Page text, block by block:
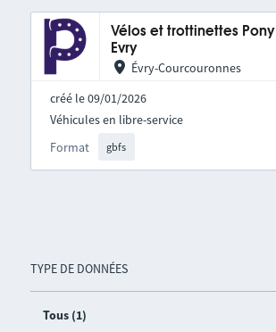
TYPE DE DONNÉES
Tous (1)
Vélos et trottinettes Pony
Evry
Évry-Courcouronnes
créé le 09/01/2026
Format gbfs
Véhicules en libre-service